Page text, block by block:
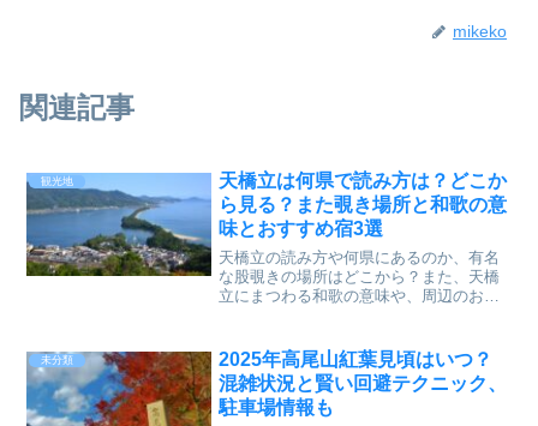
mikeko
関連記事
観光地
天橋立は何県で読み方は？どこか
ら見る？また覗き場所と和歌の意
味とおすすめ宿3選
天橋立の読み方や何県にあるのか、有名
な股覗きの場所はどこから？また、天橋
立にまつわる和歌の意味や、周辺のおす
未分類
2025年高尾山紅葉見頃はいつ？
混雑状況と賢い回避テクニック、
駐車場情報も